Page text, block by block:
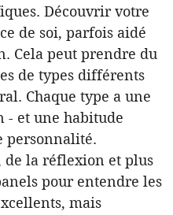
Découvrir votre
de soi, parfois aidé
Cela peut prendre du
de types différents
Chaque type a une
- et une habitude
personnalité.
de la réflexion et plus
pour entendre les
mais